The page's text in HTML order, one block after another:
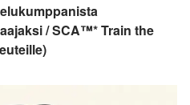
/ SCA™* Train the